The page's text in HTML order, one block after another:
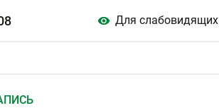
Для слабовидящих